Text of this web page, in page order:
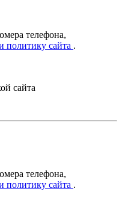
телефона,
политику сайта .
сайта
телефона,
политику сайта .